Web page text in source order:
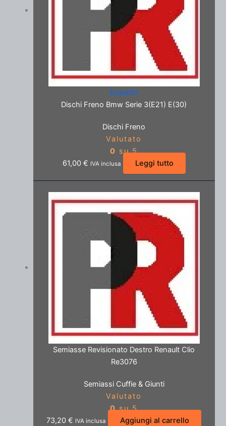
Esaurito
Dischi Freno Bmw Serie 3(E21) E(30)
Dischi Freno
Valutato
0 su 5
61,00 € IVA inclusa Leggi tutto
Semiasse Revisionato Destro Renault Clio
Re3076
Semiassi Cuffie & Giunti
Valutato
0su 5
73,20€ IVA inclusa Aggiungi al carrello